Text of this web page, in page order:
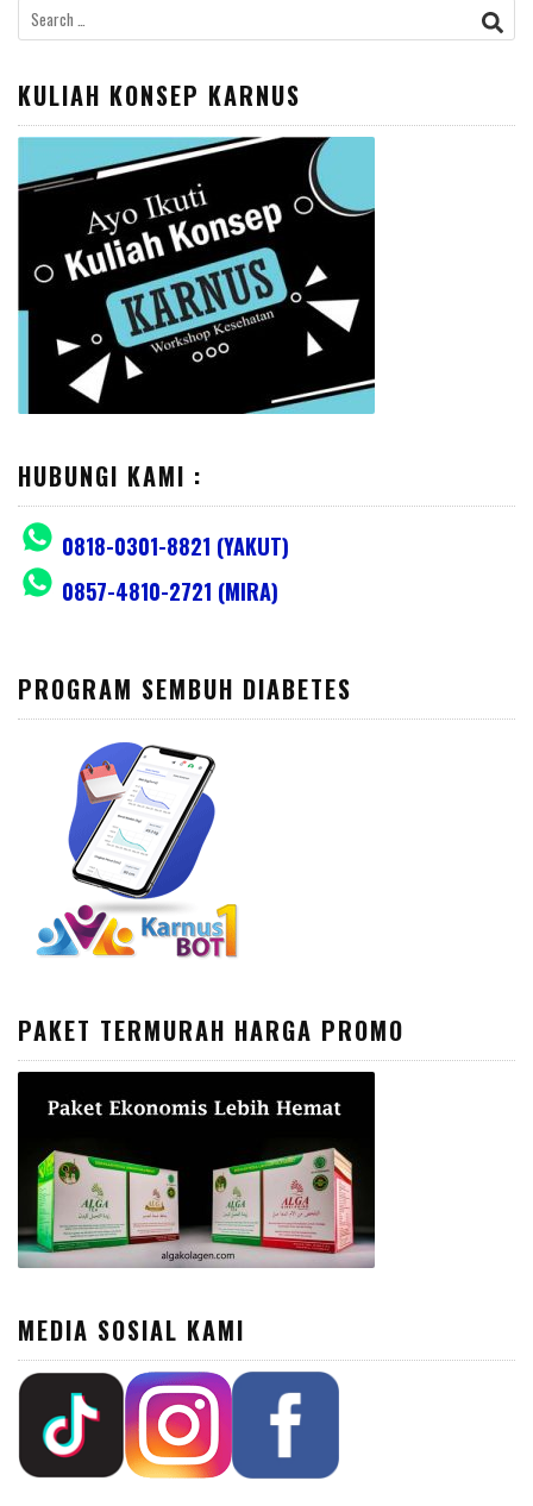
Search
for:
KULIAH KONSEP KARNUS
HUBUNGI KAMI :
0818-0301-8821 (YAKUT)
0857-4810-2721 (MIRA)
PROGRAM SEMBUH DIABETES
PAKET TERMURAH HARGA PROMO
MEDIA SOSIAL KAMI